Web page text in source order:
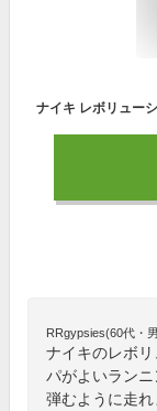
RRgypsies(60代・
ナイキのレボ
パがよいランニ
弾むように走